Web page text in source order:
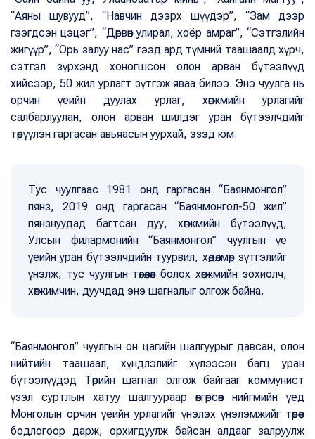
“Аяны шувууд”, “Навчин дээрх шүүдэр”, “Зам дээр
гээгдсэн цэцэг”, “Дөрвөн улирал, хоёр амраг”, “Сэтгэлийн
жигүүр”, “Орь залуу нас” гээд ард түмний таашаалд хүрч,
сэтгэл зүрхэнд хоногшсон олон арван бүтээлүүд
хийсээр, 50 жил урлагт зүтгэж яваа билээ. Энэ чуулга нь
орчин үеийн дуулах урлаг, хөгжмийн урлагийг
салбарлуулан, олон арван шилдэг уран бүтээлчдийг
төрүүлэн гаргасан авьяасын уурхай, эзэд юм.
Тус чуулгаас 1981 онд гаргасан “Баянмонгол”
пянз, 2019 онд гаргасан “Баянмонгол-50 жил”
пянзнуудад багтсан дуу, хөгжмийн бүтээлүүд,
Улсын филармонийн “Баянмонгол” чуулгын үе
үеийн уран бүтээлчдийн туурвил, хөдөлмөр зүтгэлийг
үнэлж, тус чуулгын төлөөлөл болох хөгжмийн зохиолч,
хөгжимчин, дуучдад энэ шагналыг олгож байна.
“Баянмонгол” чуулгын он цагийн шалгуурыг давсан, олон
нийтийн таашаал, хүндлэлийг хүлээсэн багц уран
бүтээлүүдэд Төрийн шагнал олгож байгааг коммунист
үзэл суртлын хатуу шалгуураар өнгөрсөн нийгмийн үед
Монголын орчин үеийн урлагийг үнэлэх үнэлэмжийг төрөөс
бодлогоор дарж, орхигдуулж байсан алдааг залруулж